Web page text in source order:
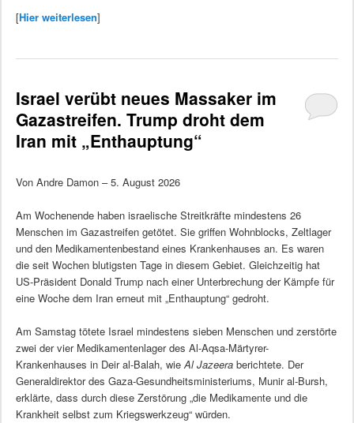
[Hier weiterlesen]
Israel verübt neues Massaker im
Gazastreifen. Trump droht dem
Iran mit „Enthauptung“
Von Andre Damon – 5. August 2026
Am Wochenende haben israelische Streitkräfte mindestens 26
Menschen im Gazastreifen getötet. Sie griffen Wohnblocks, Zeltlager
und den Medikamentenbestand eines Krankenhauses an. Es waren
die seit Wochen blutigsten Tage in diesem Gebiet. Gleichzeitig hat
US-Präsident Donald Trump nach einer Unterbrechung der Kämpfe für
eine Woche dem Iran erneut mit „Enthauptung“ gedroht.
Am Samstag tötete Israel mindestens sieben Menschen und zerstörte
zwei der vier Medikamentenlager des Al-Aqsa-Märtyrer-
Krankenhauses in Deir al-Balah, wieAl Jazeeraberichtete. Der
Generaldirektor des Gaza-Gesundheitsministeriums, Munir al-Bursh,
erklärte, dass durch diese Zerstörung „die Medikamente und die
Krankheit selbst zum Kriegswerkzeug“ würden.